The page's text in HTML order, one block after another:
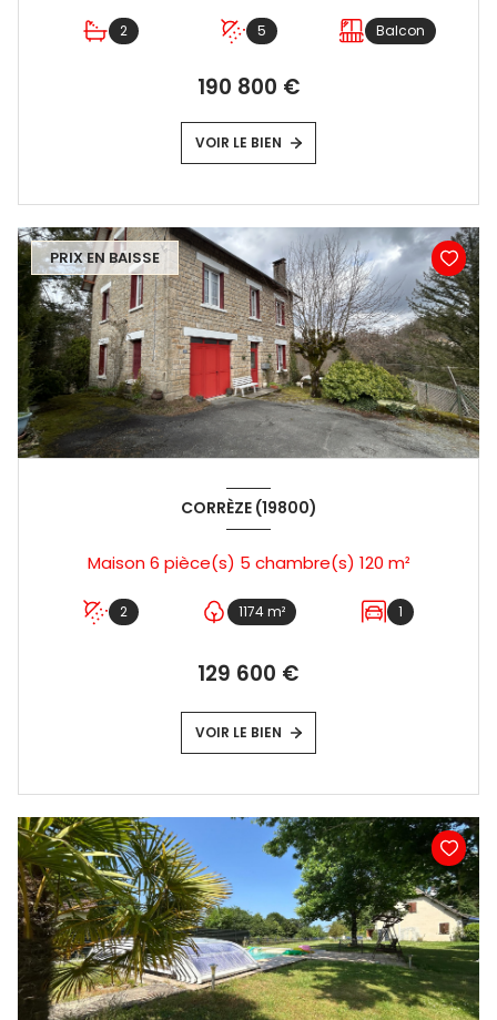
2 5 Balcon
190 800 €
VOIR LE BIEN
PRIX EN BAISSE
CORRÈZE (19800)
Maison 6 pièce(s) 5 chambre(s) 120 m²
2 1174 m² 1
129 600 €
VOIR LE BIEN